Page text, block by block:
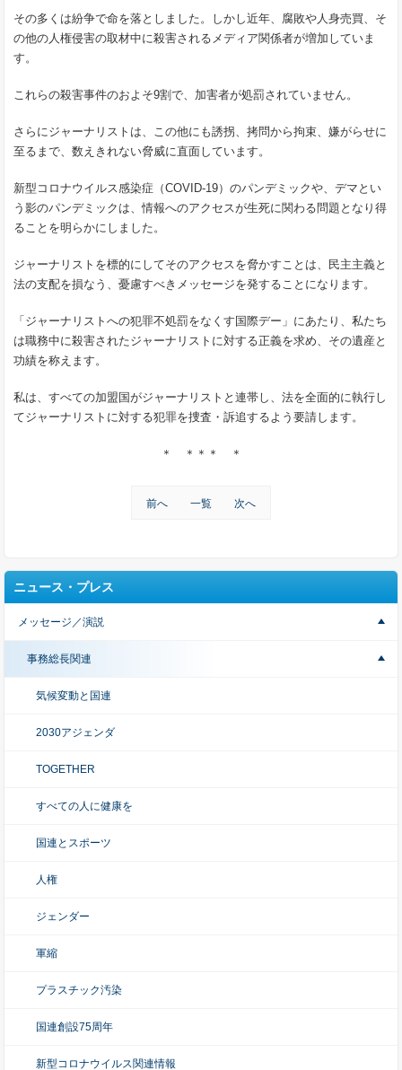
その多くは紛争で命を落としました。しかし近年、腐敗や人身売買、そ
の他の人権侵害の取材中に殺害されるメディア関係者が増加していま
す。
これらの殺害事件のおよそ9割で、加害者が処罰されていません。
さらにジャーナリストは、この他にも誘拐、拷問から拘束、嫌がらせに
至るまで、数えきれない脅威に直面しています。
新型コロナウイルス感染症（COVID-19）のパンデミックや、デマとい
う影のパンデミックは、情報へのアクセスが生死に関わる問題となり得
ることを明らかにしました。
ジャーナリストを標的にしてそのアクセスを脅かすことは、民主主義と
法の支配を損なう、憂慮すべきメッセージを発することになります。
「ジャーナリストへの犯罪不処罰をなくす国際デー」にあたり、私たち
は職務中に殺害されたジャーナリストに対する正義を求め、その遺産と
功績を称えます。
私は、すべての加盟国がジャーナリストと連帯し、法を全面的に執行し
てジャーナリストに対する犯罪を捜査・訴追するよう要請します。
＊ ＊＊＊ ＊
前へ 一覧 次へ
ニュース・プレス
メッセージ／演説
事務総長関連
気候変動と国連
2030アジェンダ
TOGETHER
すべての人に健康を
国連とスポーツ
人権
ジェンダー
軍縮
プラスチック汚染
国連創設75周年
新型コロナウイルス関連情報